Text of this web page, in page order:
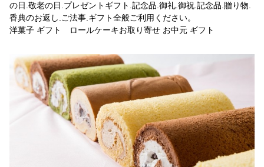
の日.敬老の日.プレゼントギフト.記念品.御礼.御祝.記念品.贈り物.
香典のお返し.ご法事.ギフト全般ご利用ください。
洋菓子 ギフト ロールケーキお取り寄せ お中元 ギフト